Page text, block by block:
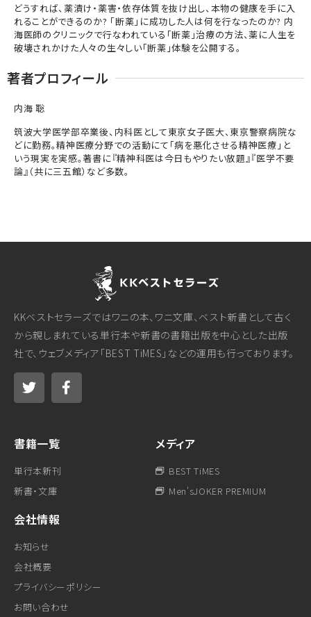
どうすれば、薬漬け・薬害・依存体質を抜け出し、本物の健康を手に入
れることができるのか? 「断薬」に成功した人は何を行なったのか? 内
海医師のクリニックで行なわれている「断薬」治療の方法、薬に人生を
破壊されかけた人々の生々しい「断薬」体験を公開する。
著者プロフィール
内海 聡
筑波大学医学部卒業後、内科医として東京女子医大、東京警察病院な
どに勤務。精神医療分野での活動にて「病を悪化させる精神医療」と
いう現実を実感。著書に『精神科医は今日もやりたい放題』『医学不要
論』（共に三五館）など多数。
KKベストセラーズではワニの本、ワニ文庫、ベスト新書として古く
から親しまれている単行本や新書の書籍出版を中心とした出版
社で、ウェブメディア「BEST TiMES」などの運用も行っております。
書籍一覧
単行本新刊
新書・文庫
メディア
BEST TiMES
Men'sJOKER PREMIUM
会社情報
お知らせ
会社概要
プライバシーポリシー
お問い合わせ